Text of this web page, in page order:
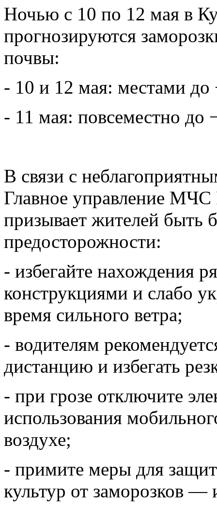
Ночью с 10 по 12 мая в
прогнозируются
почвы:
- 10 и 12 мая: местами до
- 11 мая: повсеместно до
В связи с
Главное управление МЧС
призывает жителей быть
предосторожности:
- избегайте нахождения
конструкциями и слабо
время сильного ветра;
- водителям
дистанцию и избегать
- при грозе отключите
использования
воздухе;
- примите меры для
культур от заморозков —